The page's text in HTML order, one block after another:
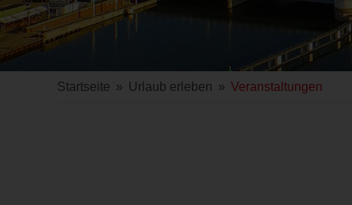
Startseite » Urlaub erleben » Veranstaltungen